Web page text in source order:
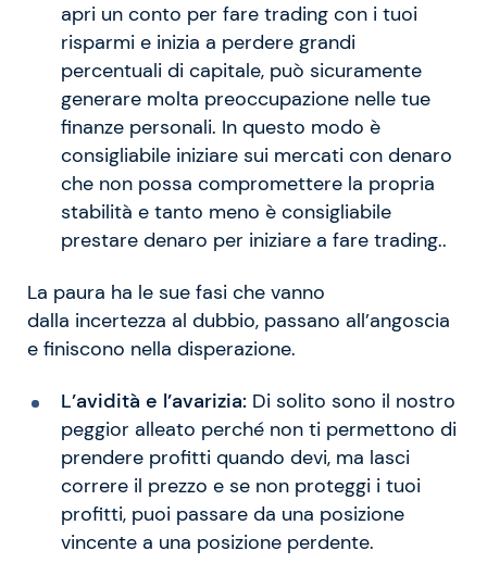
apri un conto per fare trading con i tuoi
risparmi e inizia a perdere grandi
percentuali di capitale, può sicuramente
generare molta preoccupazione nelle tue
finanze personali. In questo modo è
consigliabile iniziare sui mercati con denaro
che non possa compromettere la propria
stabilità e tanto meno è consigliabile
prestare denaro per iniziare a fare trading..
La paura ha le sue fasi che vanno
dalla incertezza al dubbio, passano all’angoscia
e finiscono nella disperazione.
L’avidità e l’avarizia: Di solito sono il nostro
peggior alleato perché non ti permettono di
prendere profitti quando devi, ma lasci
correre il prezzo e se non proteggi i tuoi
profitti, puoi passare da una posizione
vincente a una posizione perdente.